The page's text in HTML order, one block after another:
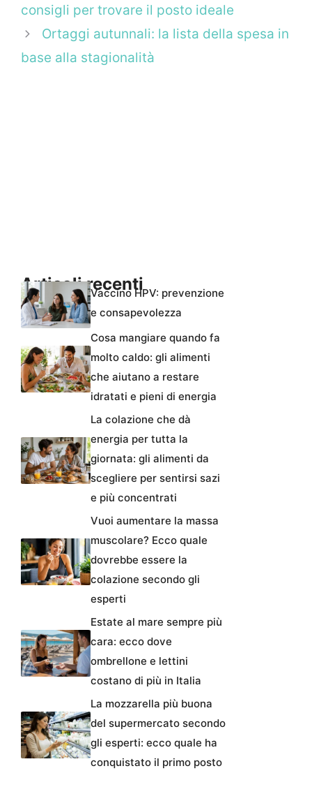
consigli per trovare il posto ideale
Ortaggi autunnali: la lista della spesa in
base alla stagionalità
Articoli recentiVaccino HPV: prevenzione
e consapevolezza
Cosa mangiare quando fa
molto caldo: gli alimenti
che aiutano a restare
idratati e pieni di energia
La colazione che dà
energia per tutta la
giornata: gli alimenti da
scegliere per sentirsi sazi
e più concentrati
Vuoi aumentare la massa
muscolare? Ecco quale
dovrebbe essere la
colazione secondo gli
esperti
Estate al mare sempre più
cara: ecco dove
ombrellone e lettini
costano di più in Italia
La mozzarella più buona
del supermercato secondo
gli esperti: ecco quale ha
conquistato il primo posto